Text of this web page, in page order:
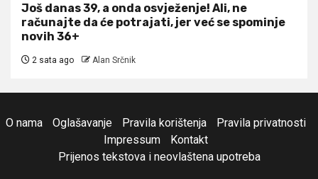
Još danas 39, a onda osvježenje! Ali, ne
računajte da će potrajati, jer već se spominje
novih 36+
2 sata ago Alan Srčnik
O nama Oglašavanje Pravila korištenja
Pravila privatnosti
Impressum
Kontakt
Prijenos tekstova i neovlaštena upotreba